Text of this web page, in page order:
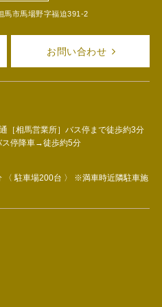
馬市馬場野字福迫391-2
お問い合わせ
［相馬営業所］バス停まで徒歩約3分
停降車→徒歩約5分
〈 駐車場200台 〉 ※満車時近隣駐車施